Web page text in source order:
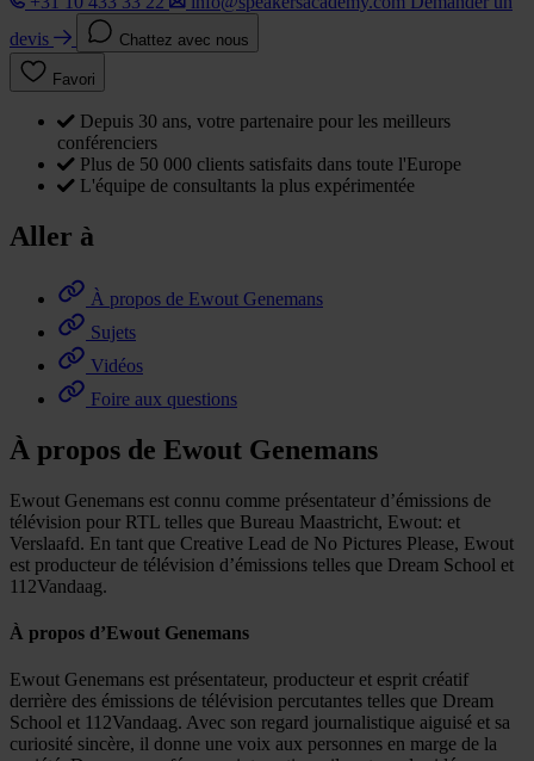
devis
Chattez avec nous
Favori
Depuis 30 ans, votre partenaire pour les meilleurs
conférenciers
Plus de 50 000 clients satisfaits dans toute l'Europe
L'équipe de consultants la plus expérimentée
Aller à
À propos de Ewout Genemans
Sujets
Vidéos
Foire aux questions
À propos de Ewout Genemans
Ewout Genemans est connu comme présentateur d’émissions de
télévision pour RTL telles que Bureau Maastricht, Ewout: et
Verslaafd. En tant que Creative Lead de No Pictures Please, Ewout
est producteur de télévision d’émissions telles que Dream School et
112Vandaag.
À propos d’Ewout Genemans
Ewout Genemans est présentateur, producteur et esprit créatif
derrière des émissions de télévision percutantes telles que Dream
School et 112Vandaag. Avec son regard journalistique aiguisé et sa
curiosité sincère, il donne une voix aux personnes en marge de la